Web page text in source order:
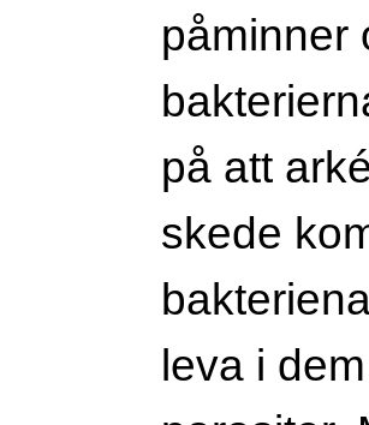
påminner
på att
skede
leva i